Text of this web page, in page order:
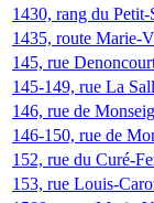
1430, rang du
1435, route Marie-
145, rue
145-149, rue La
146, rue de
146-150, rue de
152, rue du Curé-
153, rue Louis-